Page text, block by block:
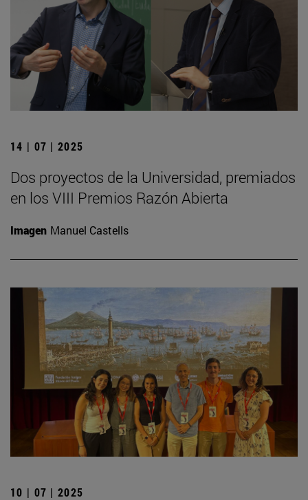
14 | 07 | 2025
Dos proyectos de la Universidad, premiados
en los VIII Premios Razón Abierta
Imagen Manuel Castells
10 | 07 | 2025